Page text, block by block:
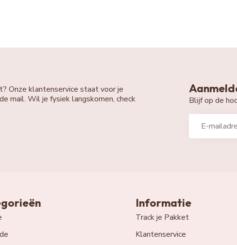
Onze klantenservice staat voor je
mail. Wil je fysiek langskomen, check
Blijf op de
Informatie
Track je Pakket
Klantenservice